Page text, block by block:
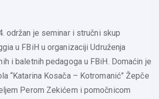
održan je seminar i stručni skup
u FBiH u organizaciji Udruženja
i baletnih pedagoga u FBiH. Domaćin je
“Katarina Kosača – Kotromanić” Žepče
Perom Zekićem i pomočnicom